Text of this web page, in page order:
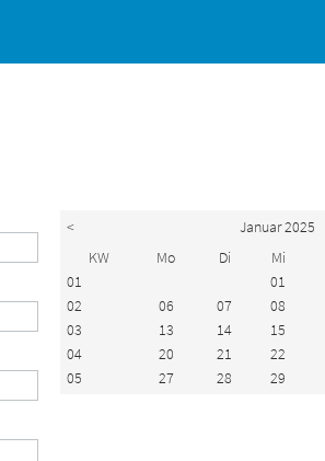
< Januar 2025
KW
Mo Di Mi
01
01
02
06 07 08
03
13 14 15
04
20 21 22
05
27 28 29